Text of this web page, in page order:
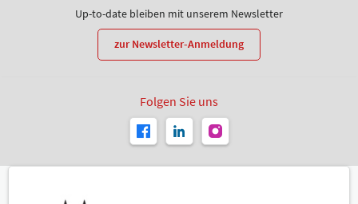
Up-to-date bleiben mit unserem Newsletter
zur Newsletter-Anmeldung
Folgen Sie uns